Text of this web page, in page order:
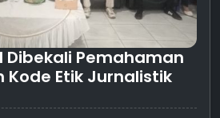
Dibekali Pemahaman
Kode Etik Jurnalistik